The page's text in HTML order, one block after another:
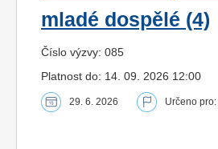
mladé dospělé (4)
Číslo výzvy: 085
Platnost do: 14. 09. 2026 12:00
29. 6. 2026 Určeno pro: